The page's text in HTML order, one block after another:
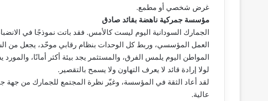
غرض شخصي أو مطمع.
مؤسسة جمركية ناهضة بقائد صادق
الجمارك السودانية اليوم ليست كالأمس. فقد باتت نموذجًا في
العمل المؤسسي، وربط كل الوحدات بنظام رقابي موحّد، يجعل من
المواطن اليوم يلمس الفرق، والمستثمر يجد بيئة أكثر أمانًا،
لولا إرادة قائد لا يعرف التهاون ولا يسمح بالتقصير.
لقد أعاد الثقة في المؤسسة، وغيّر نظرة المجتمع للجمارك من جهة
عالية.